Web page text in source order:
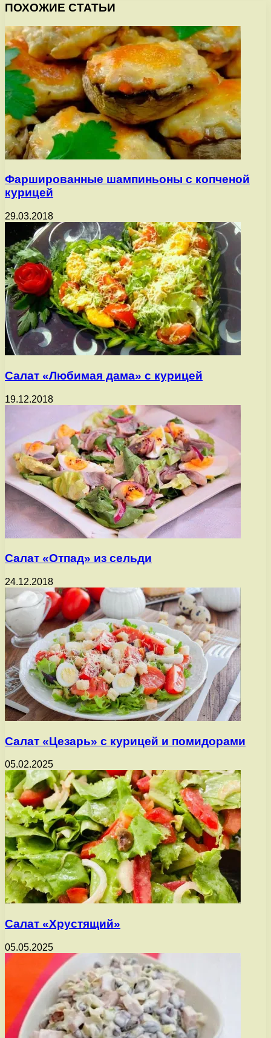
ПОХОЖИЕ СТАТЬИ
Фаршированные шампиньоны с копченой
курицей
29.03.2018
Салат «Любимая дама» с курицей
19.12.2018
Салат «Отпад» из сельди
24.12.2018
Салат «Цезарь» с курицей и помидорами
05.02.2025
Салат «Хрустящий»
05.05.2025